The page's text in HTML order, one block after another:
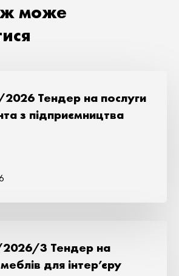
може
Тендер на послуги
з підприємництва
3 Тендер на
для інтер’єру